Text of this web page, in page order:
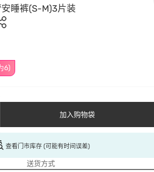
睡裤(S-M)3片装
6)
加入购物袋
查看门市库存 (可能有时间误差)
送货方式